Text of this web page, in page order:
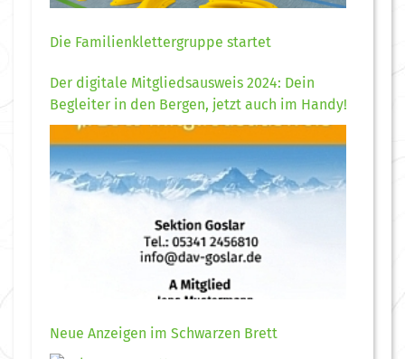
Die Familienklettergruppe startet
Der digitale Mitgliedsausweis 2024: Dein
Begleiter in den Bergen, jetzt auch im Handy!
Neue Anzeigen im Schwarzen Brett